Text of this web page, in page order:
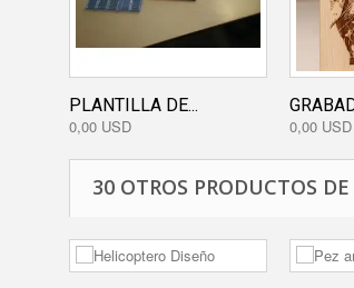
PLANTILLA DE...
0,00 USD
0,00 USD
30 OTROS PRODUCTOS